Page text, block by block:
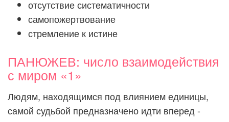
отсутствие систематичности
самопожертвование
стремление к истине
ПАНЮЖЕВ: число взаимодействия
с миром «1»
Людям, находящимся под влиянием единицы,
самой судьбой предназначено идти вперед -